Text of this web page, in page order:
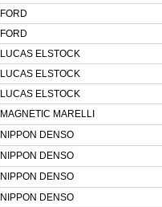
FORD
FORD
LUCAS ELSTOCK
LUCAS ELSTOCK
LUCAS ELSTOCK
MAGNETIC MARELLI
NIPPON DENSO
NIPPON DENSO
NIPPON DENSO
NIPPON DENSO